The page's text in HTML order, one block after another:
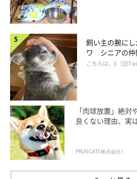
飼い主の腕に
ワ シニアの仲
かな暮らしが
こちらは、X（旧
「肉球放置」絶
良くない理由、実
PR(AIGATE株式会社)